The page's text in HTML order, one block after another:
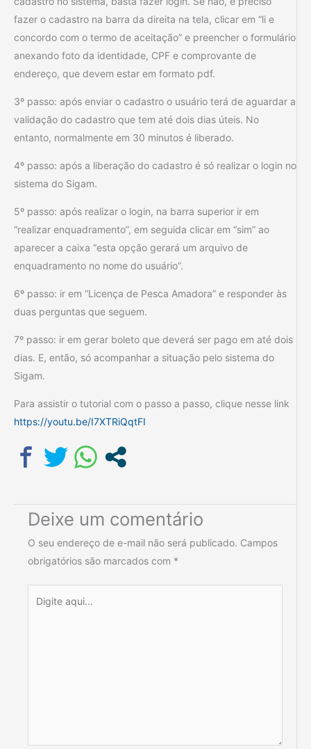
fazer o cadastro na barra da direita na tela, clicar em “li e
concordo com o termo de aceitação” e preencher o formulário
anexando foto da identidade, CPF e comprovante de
endereço, que devem estar em formato pdf.
3º passo: após enviar o cadastro o usuário terá de aguardar a
validação do cadastro que tem até dois dias úteis. No
entanto, normalmente em 30 minutos é liberado.
4º passo: após a liberação do cadastro é só realizar o login no
sistema do Sigam.
5º passo: após realizar o login, na barra superior ir em
“realizar enquadramento”, em seguida clicar em “sim” ao
aparecer a caixa “esta opção gerará um arquivo de
enquadramento no nome do usuário”.
6º passo: ir em “Licença de Pesca Amadora” e responder às
duas perguntas que seguem.
7º passo: ir em gerar boleto que deverá ser pago em até dois
dias. E, então, só acompanhar a situação pelo sistema do
Sigam.
Para assistir o tutorial com o passo a passo, clique nesse link
https://youtu.be/I7XTRiQqtFI
Deixe um comentário
O seu endereço de e-mail não será publicado. Campos
obrigatórios são marcados com *
aqui...